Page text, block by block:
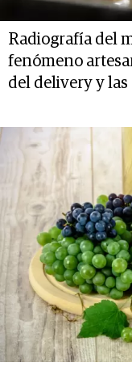
Radiografía del
fenómeno
del delivery y las